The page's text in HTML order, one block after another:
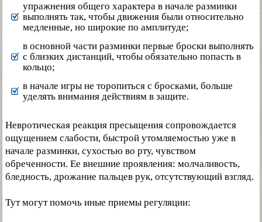
упражнения общего характера в начале разминки
выполнять так, чтобы движения были относительно
медленные, но широкие по амплитуде;
в основной части разминки первые броски выполнять
с близких дистанций, чтобы обязательно попасть в
кольцо;
в начале игры не торопиться с бросками, больше
уделять внимания действиям в защите.
Невротическая реакция пресыщения сопровождается
ощущением слабости, быстрой утомляемостью уже в
начале разминки, сухостью во рту, чувством
обреченности. Ее внешние проявления: молчаливость,
бледность, дрожание пальцев рук, отсутствующий взгляд.
Тут могут помочь иные приемы регуляции: